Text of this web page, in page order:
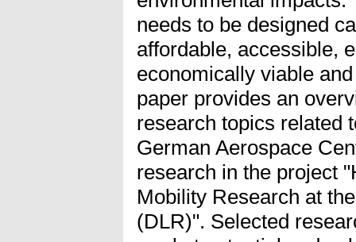
needs to be designed
affordable, accessible,
economically viable
paper provides an
research topics related
German Aerospace
research in the project
Mobility Research at
(DLR)". Selected